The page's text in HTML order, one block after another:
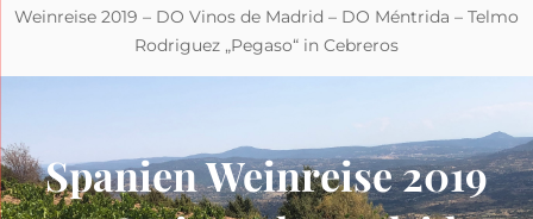
Weinreise 2019 – DO Vinos de Madrid – DO Méntrida – Telmo
Rodriguez „Pegaso“ in Cebreros
Spanien Weinreise 2019